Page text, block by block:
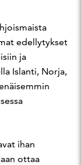
edellytykset
ja
Islanti, Norja,
ihan
ottaa